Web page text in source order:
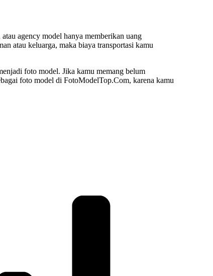
agency model hanya memberikan uang
atau keluarga, maka biaya transportasi kamu
foto model. Jika kamu memang belum
foto model di FotoModelTop.Com, karena kamu